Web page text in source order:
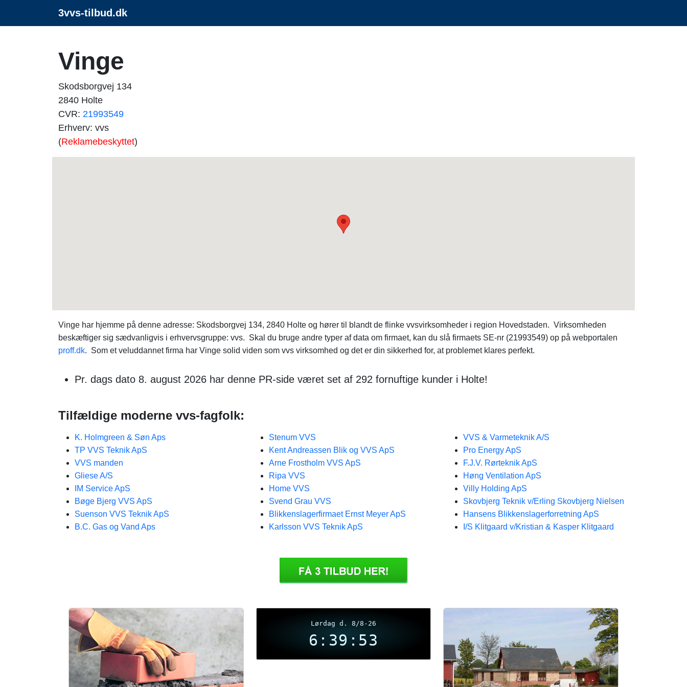
3vvs-tilbud.dk
Vinge
Skodsborgvej 134
2840 Holte
CVR: 21993549
Erhverv: vvs
(Reklamebeskyttet)
Vinge har hjemme på denne adresse: Skodsborgvej 134, 2840 Holte og hører til blandt de flinke vvsvirksomheder i region Hovedstaden. Virksomheden
beskæftiger sig sædvanligvis i erhvervsgruppe: vvs. Skal du bruge andre typer af data om firmaet, kan du slå firmaets SE-nr (21993549) op på webportalen
proff.dk. Som et veluddannet firma har Vinge solid viden som vvs virksomhed og det er din sikkerhed for, at problemet klares perfekt.
Pr. dags dato 8. august 2026 har denne PR-side været set af 292 fornuftige kunder i Holte!
Tilfældige moderne vvs-fagfolk:
K. Holmgreen & Søn Aps
TP VVS Teknik ApS
VVS manden
Gliese A/S
IM Service ApS
Bøge Bjerg VVS ApS​
Suenson VVS Teknik ApS
B.C. Gas og Vand Aps
Stenum VVS
Kent Andreassen Blik og VVS ApS
Arne Frostholm VVS ApS
Ripa VVS
Home VVS
Svend Grau VVS
Blikkenslagerfirmaet Ernst Meyer ApS
Karlsson VVS Teknik ApS
VVS & Varmeteknik A/S
Pro Energy ApS
F.J.V. Rørteknik ApS
Høng Ventilation ApS
Villy Holding ApS
Skovbjerg Teknik v/Erling Skovbjerg Nielsen
Hansens Blikkenslagerforretning ApS
I/S Klitgaard v/Kristian & Kasper Klitgaard
Lørdag d. 8/8-26
6:39:53